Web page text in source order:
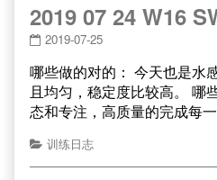
2019 07 24 W16
2019-07-25
哪些做的对的： 今天也是水
且均匀，稳定度比较高。 哪
态和专注，高质量的完成每
训练日志